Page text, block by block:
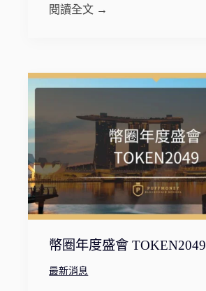
閱讀全文 →
幣圈年度盛會 TOKEN2049
最新消息